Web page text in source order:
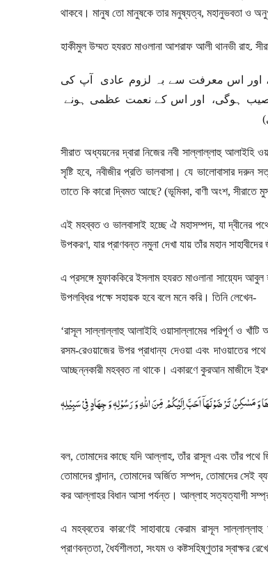
থাকবে। মানুষ তো মানুষকে তার মনুষ্যত্ব, মহানুভবতা ও
হাকীমুল উম্মত হযরত মাওলানা আশরাফ আলী থানভী রাহ.
اور اس معرفت سے بہ لزوم عادی آپ کی
ہوگی، اور اس کے نعمت عظمی ہونے
সীরাত অধ্যয়নের দ্বারা নিজের নবী সাল্লাল্লাহু আলাইহি
সৃষ্টি হবে, নবীজীর প্রতি ভালবাসা। যে ভালোবাসার
তাতে কি কারো দ্বিমত আছে? (ভূমিকা, বাণী অংশ, সীরাতে
এই মহব্বত ও ভালবাসাই হচ্ছে ঐ মহাসম্পদ, যা দ্বীনের
উপকরণ, যার প্রাণবন্ত নমুনা দেখা যায় তাঁর মহান
এ প্রসঙ্গে মুফাককিরে ইসলাম হযরত মাওলানা সায়্যেদ
উপলব্ধির পক্ষে সহায়ক হবে বলে মনে করি। তিনি লেখেন-
‘রাসূল সাল্লাল্লাহু আলাইহি ওয়াসাল্লামের পরিপূর্ণ ও
রসম-রেওয়াজের উপর প্রাধান্য দেওয়া এবং দাওয়াতের
আচ্ছন্নকারী মহব্বত না থাকে। একারণে কুরআন মাজীদে
وَ مَسٰكِنُ تَرْضَوْنَهَاۤ اَحَبَّ اِلَیْكُمْ مِّنَ اللّٰهِ وَ رَسُوْلِهٖ وَ جِهَادٍ فِیْ سَبِیْلِهٖ
বল,তোমাদের কাছে যদি আল্লাহ,তাঁর রাসূল এবং তাঁর পথে
তোমাদের খান্দান, তোমাদের অর্জিত সম্পদ,তোমাদের সেই
কর আল্লাহর বিধান আসা পর্যন্ত। আল্লাহ সত্যত্যাগী
এ মহব্বতের কারণেই সাহাবায়ে কেরাম রাসূল
প্রাণবন্ততা,ধৈর্যশীলতা, সংযম ও কষ্টসহিষ্ণুতার স্বাক্ষর